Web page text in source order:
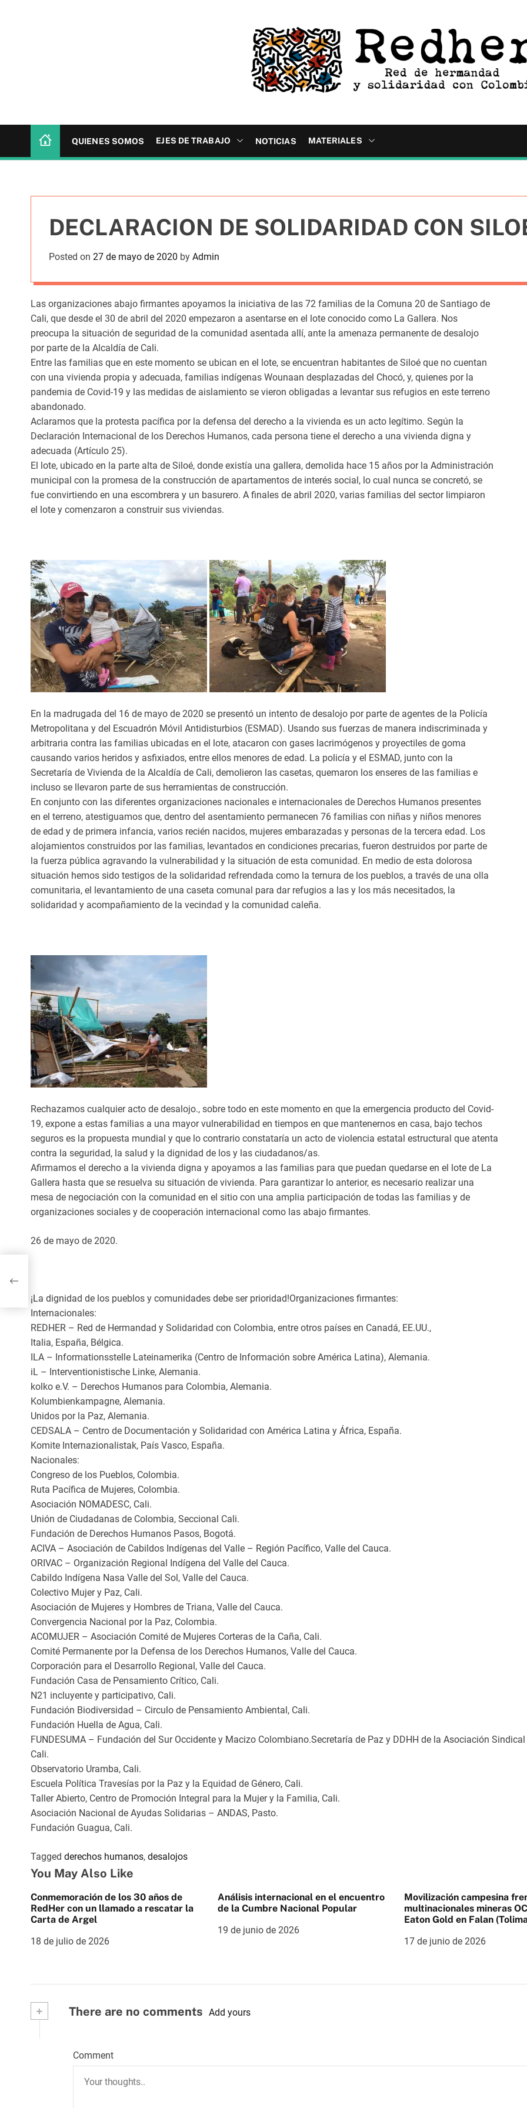
n
E
QUIENES SOMOS EJES DE TRABAJO NOTICIAS MATERIALES
DECLARACION DE SOLIDARIDAD CON
Posted on 27 de mayo de 2020 by Admin
Las organizaciones abajo firmantes apoyamos la iniciativa de las 72 familias de la Comuna 20 de Santiago de
Cali, que desde el 30 de abril del 2020 empezaron a asentarse en el lote conocido como La Gallera. Nos
preocupa la situación de seguridad de la comunidad asentada allí, ante la amenaza permanente de desalojo
por parte de la Alcaldía de Cali.
Entre las familias que en este momento se ubican en el lote, se encuentran habitantes de Siloé que no cuentan
con una vivienda propia y adecuada, familias indígenas Wounaan desplazadas del Chocó, y, quienes por la
pandemia de Covid-19 y las medidas de aislamiento se vieron obligadas a levantar sus refugios en este terreno
abandonado.
Aclaramos que la protesta pacífica por la defensa del derecho a la vivienda es un acto legítimo. Según la
Declaración Internacional de los Derechos Humanos, cada persona tiene el derecho a una vivienda digna y
adecuada (Artículo 25).
El lote, ubicado en la parte alta de Siloé, donde existía una gallera, demolida hace 15 años por la Administración
municipal con la promesa de la construcción de apartamentos de interés social, lo cual nunca se concretó, se
fue convirtiendo en una escombrera y un basurero. A finales de abril 2020, varias familias del sector limpiaron
el lote y comenzaron a construir sus viviendas.
En la madrugada del 16 de mayo de 2020 se presentó un intento de desalojo por parte de agentes de la Policía
Metropolitana y del Escuadrón Móvil Antidisturbios (ESMAD). Usando sus fuerzas de manera indiscriminada y
arbitraria contra las familias ubicadas en el lote, atacaron con gases lacrimógenos y proyectiles de goma
causando varios heridos y asfixiados, entre ellos menores de edad. La policía y el ESMAD, junto con la
Secretaría de Vivienda de la Alcaldía de Cali, demolieron las casetas, quemaron los enseres de las familias e
incluso se llevaron parte de sus herramientas de construcción.
En conjunto con las diferentes organizaciones nacionales e internacionales de Derechos Humanos presentes
en el terreno, atestiguamos que, dentro del asentamiento permanecen 76 familias con niñas y niños menores
de edad y de primera infancia, varios recién nacidos, mujeres embarazadas y personas de la tercera edad. Los
alojamientos construidos por las familias, levantados en condiciones precarias, fueron destruidos por parte de
la fuerza pública agravando la vulnerabilidad y la situación de esta comunidad. En medio de esta dolorosa
situación hemos sido testigos de la solidaridad refrendada como la ternura de los pueblos, a través de una olla
comunitaria, el levantamiento de una caseta comunal para dar refugios a las y los más necesitados, la
solidaridad y acompañamiento de la vecindad y la comunidad caleña.
Rechazamos cualquier acto de desalojo., sobre todo en este momento en que la emergencia producto del Covid-
19, expone a estas familias a una mayor vulnerabilidad en tiempos en que mantenernos en casa, bajo techos
seguros es la propuesta mundial y que lo contrario constataría un acto de violencia estatal estructural que atenta
contra la seguridad, la salud y la dignidad de los y las ciudadanos/as.
Afirmamos el derecho a la vivienda digna y apoyamos a las familias para que puedan quedarse en el lote de La
Gallera hasta que se resuelva su situación de vivienda. Para garantizar lo anterior, es necesario realizar una
mesa de negociación con la comunidad en el sitio con una amplia participación de todas las familias y de
organizaciones sociales y de cooperación internacional como las abajo firmantes.
26 de mayo de 2020.
¡La dignidad de los pueblos y comunidades debe ser prioridad!Organizaciones firmantes:
Internacionales:
REDHER – Red de Hermandad y Solidaridad con Colombia, entre otros países en Canadá, EE.UU.,
Italia, España, Bélgica.
ILA – Informationsstelle Lateinamerika (Centro de Información sobre América Latina), Alemania.
iL – Interventionistische Linke, Alemania.
kolko e.V. – Derechos Humanos para Colombia, Alemania.
Kolumbienkampagne, Alemania.
Unidos por la Paz, Alemania.
CEDSALA – Centro de Documentación y Solidaridad con América Latina y África, España.
Komite Internazionalistak, País Vasco, España.
Nacionales:
Congreso de los Pueblos, Colombia.
Ruta Pacífica de Mujeres, Colombia.
Asociación NOMADESC, Cali.
Unión de Ciudadanas de Colombia, Seccional Cali.
Fundación de Derechos Humanos Pasos, Bogotá.
ACIVA – Asociación de Cabildos Indígenas del Valle – Región Pacífico, Valle del Cauca.
ORIVAC – Organización Regional Indígena del Valle del Cauca.
Cabildo Indígena Nasa Valle del Sol, Valle del Cauca.
Colectivo Mujer y Paz, Cali.
Asociación de Mujeres y Hombres de Triana, Valle del Cauca.
Convergencia Nacional por la Paz, Colombia.
ACOMUJER – Asociación Comité de Mujeres Corteras de la Caña, Cali.
Comité Permanente por la Defensa de los Derechos Humanos, Valle del Cauca.
Corporación para el Desarrollo Regional, Valle del Cauca.
Fundación Casa de Pensamiento Crítico, Cali.
N21 incluyente y participativo, Cali.
Fundación Biodiversidad – Circulo de Pensamiento Ambiental, Cali.
Fundación Huella de Agua, Cali.
FUNDESUMA – Fundación del Sur Occidente y Macizo Colombiano.Secretaría de Paz y DDHH de la Asociación
Cali.
Observatorio Uramba, Cali.
Escuela Política Travesías por la Paz y la Equidad de Género, Cali.
Taller Abierto, Centro de Promoción Integral para la Mujer y la Familia, Cali.
Asociación Nacional de Ayudas Solidarias – ANDAS, Pasto.
Fundación Guagua, Cali.
Tagged derechos humanos, desalojos
You May Also Like
Conmemoración de los 30 años de
RedHer con un llamado a rescatar la
Carta de Argel
18 de julio de 2026
Análisis internacional en el encuentro
de la Cumbre Nacional Popular
19 de junio de 2026
Movilización campesina
multinacionales mineras
Eaton Gold en Falan
17 de junio de 2026
+ There are no comments Add yours
Comment